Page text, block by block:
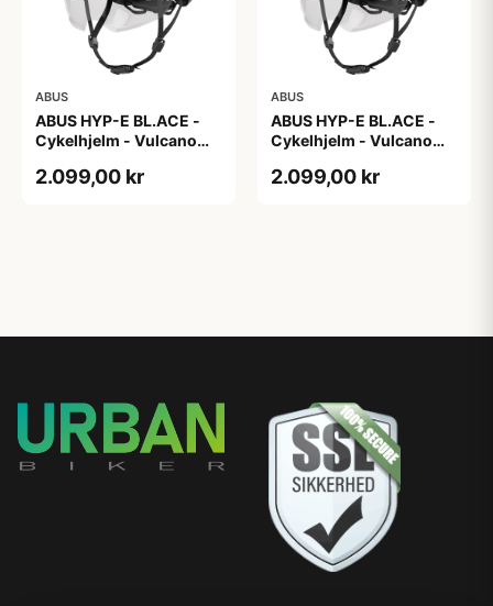
ABUS
ABUS HYP-E BL.ACE -
Cykelhjelm - Vulcano
2.099,00 kr
ABUS
ABUS HYP-E BL.ACE -
Cykelhjelm - Vulcano
2.099,00 kr